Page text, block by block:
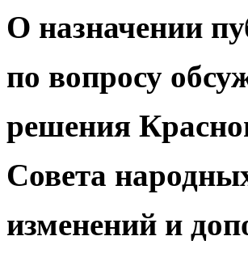
О назначении
по вопросу
решения
Совета
изменений и